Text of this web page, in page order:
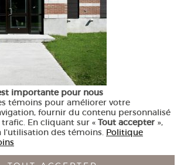
— Conception
importante pour nous
témoins pour améliorer votre
fournir du contenu personnalisé
En cliquant sur « Tout accepter »,
l’utilisation des témoins. Politique